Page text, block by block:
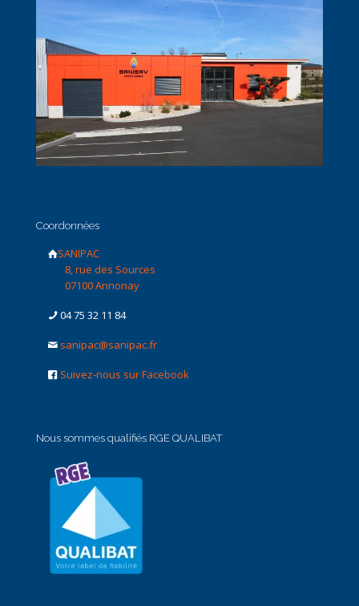
Coordonnées
SANIPAC
8, rue des Sources
07100 Annonay
04 75 32 11 84
sanipac@sanipac.fr
Suivez-nous sur Facebook
Nous sommes qualifiés RGE QUALIBAT